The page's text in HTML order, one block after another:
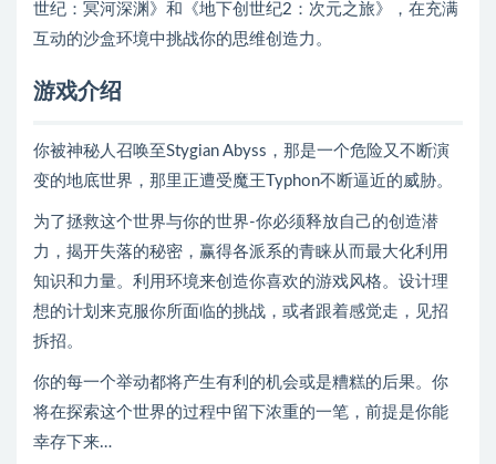
世纪：冥河深渊》和《地下创世纪2：次元之旅》，在充满
互动的沙盒环境中挑战你的思维创造力。
游戏介绍
你被神秘人召唤至Stygian Abyss，那是一个危险又不断演
变的地底世界，那里正遭受魔王Typhon不断逼近的威胁。
为了拯救这个世界与你的世界-你必须释放自己的创造潜
力，揭开失落的秘密，赢得各派系的青睐从而最大化利用
知识和力量。利用环境来创造你喜欢的游戏风格。设计理
想的计划来克服你所面临的挑战，或者跟着感觉走，见招
拆招。
你的每一个举动都将产生有利的机会或是糟糕的后果。你
将在探索这个世界的过程中留下浓重的一笔，前提是你能
幸存下来…